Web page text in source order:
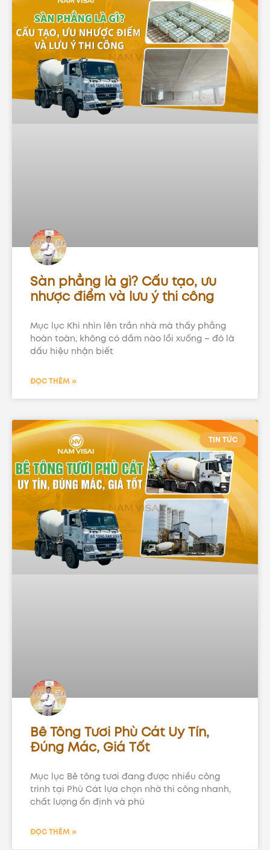
Sàn phẳng là gì? Cấu tạo, ưu
nhược điểm và lưu ý thi công
Mục lục Khi nhìn lên trần nhà mà thấy phẳng
hoàn toàn, không có dầm nào lồi xuống – đó là
dấu hiệu nhận biết
ĐỌC THÊM »
TIN TỨC
Bê Tông Tươi Phù Cát Uy Tín,
Đúng Mác, Giá Tốt
Mục lục Bê tông tươi đang được nhiều công
trình tại Phù Cát lựa chọn nhờ thi công nhanh,
chất lượng ổn định và phù
ĐỌC THÊM »